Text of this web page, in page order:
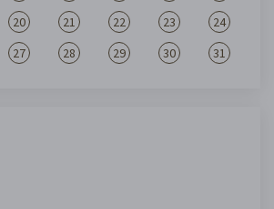
20 21 22 23
24
27 28 29 30 31